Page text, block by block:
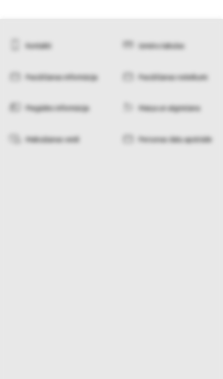
Kontakti Izmēru tabulas
Pasūtīšanas informācija Pasūtīšanas noteikumi
Piegādes informācija Maiņa un atgriešana
Maksāšanas veidi Personas datu apstrāde